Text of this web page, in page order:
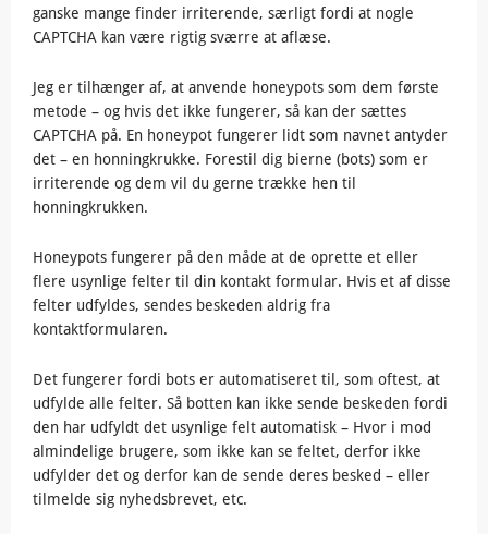
ganske mange finder irriterende, særligt fordi at nogle
CAPTCHA kan være rigtig sværre at aflæse.
Jeg er tilhænger af, at anvende honeypots som dem første
metode – og hvis det ikke fungerer, så kan der sættes
CAPTCHA på. En honeypot fungerer lidt som navnet antyder
det – en honningkrukke. Forestil dig bierne (bots) som er
irriterende og dem vil du gerne trække hen til
honningkrukken.
Honeypots fungerer på den måde at de oprette et eller
flere usynlige felter til din kontakt formular. Hvis et af disse
felter udfyldes, sendes beskeden aldrig fra
kontaktformularen.
Det fungerer fordi bots er automatiseret til, som oftest, at
udfylde alle felter. Så botten kan ikke sende beskeden fordi
den har udfyldt det usynlige felt automatisk – Hvor i mod
almindelige brugere, som ikke kan se feltet, derfor ikke
udfylder det og derfor kan de sende deres besked – eller
tilmelde sig nyhedsbrevet, etc.